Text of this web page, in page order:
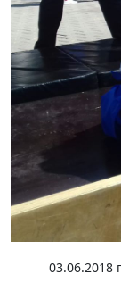
03.06.2018